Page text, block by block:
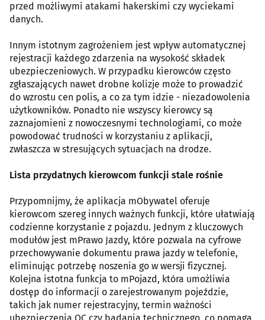
przed możliwymi atakami hakerskimi czy wyciekami
danych.
Innym istotnym zagrożeniem jest wpływ automatycznej
rejestracji każdego zdarzenia na wysokość składek
ubezpieczeniowych. W przypadku kierowców często
zgłaszających nawet drobne kolizje może to prowadzić
do wzrostu cen polis, a co za tym idzie - niezadowolenia
użytkowników. Ponadto nie wszyscy kierowcy są
zaznajomieni z nowoczesnymi technologiami, co może
powodować trudności w korzystaniu z aplikacji,
zwłaszcza w stresujących sytuacjach na drodze.
Lista przydatnych kierowcom funkcji stale rośnie
Przypomnijmy, że aplikacja mObywatel oferuje
kierowcom szereg innych ważnych funkcji, które ułatwiają
codzienne korzystanie z pojazdu. Jednym z kluczowych
modułów jest mPrawo Jazdy, które pozwala na cyfrowe
przechowywanie dokumentu prawa jazdy w telefonie,
eliminując potrzebę noszenia go w wersji fizycznej.
Kolejna istotna funkcja to mPojazd, która umożliwia
dostęp do informacji o zarejestrowanym pojeździe,
takich jak numer rejestracyjny, termin ważności